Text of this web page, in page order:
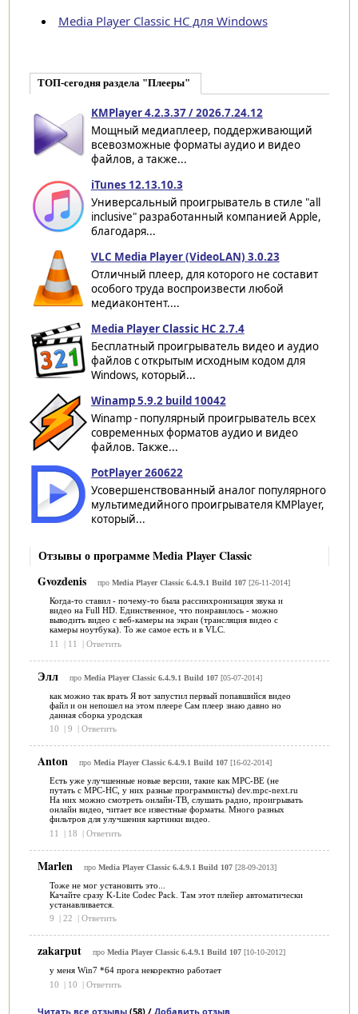
Media Player Classic HC для Windows
ТОП-сегодня раздела "Плееры"
KMPlayer 4.2.3.37 / 2026.7.24.12
Мощный медиаплеер, поддерживающий
всевозможные форматы аудио и видео
файлов, а также...
iTunes 12.13.10.3
Универсальный проигрыватель в стиле "all
inclusive" разработанный компанией Apple,
благодаря...
VLC Media Player (VideoLAN) 3.0.23
Отличный плеер, для которого не составит
особого труда воспроизвести любой
медиаконтент....
Media Player Classic HC 2.7.4
Бесплатный проигрыватель видео и аудио
файлов с открытым исходным кодом для
Windows, который...
Winamp 5.9.2 build 10042
Winamp - популярный проигрыватель всех
современных форматов аудио и видео
файлов. Также...
PotPlayer 260622
Усовершенствованный аналог популярного
мультимедийного проигрывателя KMPlayer,
который...
Отзывы о программе Media Player Classic
Gvozdenis
про Media Player Classic 6.4.9.1 Build 107[26-11-2014]
Когда-то ставил - почему-то была рассинхронизация звука и
видео на Full HD. Единственное, что понравилось - можно
выводить видео с веб-камеры на экран (трансляция видео с
камеры ноутбука). То же самое есть и в VLC.
11
| 11 | Ответить
Элл про Media Player Classic 6.4.9.1 Build 107[05-07-2014]
как можно так врать Я вот запустил первый попавшийся видео
файл и он непошел на этом плеере Сам плеер знаю давно но
данная сборка уродская
10
9 Ответить
Anton про Media Player Classic 6.4.9.1 Build 107[16-02-2014]
Есть уже улучшенные новые версии, такие как MPC-BE (не
путать с MPC-HC, у них разные программисты) dev.mpc-next.ru
На них можно смотреть онлайн-ТВ, слушать радио, проигрывать
онлайн видео, читает все известные форматы. Много разных
фильтров для улучшения картинки видео.
11
| 18 | Ответить
Marlen про Media Player Classic 6.4.9.1 Build 107[28-09-2013]
Тоже не мог установить это...
Качайте сразу K-Lite Codec Pack. Там этот плейер автоматически
устанавливается.
9
22 Ответить
zakarput про Media Player Classic 6.4.9.1 Build 107[10-10-2012]
у меня Win7 *64 прога некоректно работает
10
| 10 | Ответить
Читать все отзывы(58) / Добавить отзыв